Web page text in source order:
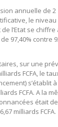
annuelle de 2
le
l’Etat se chiffre
97,40% contre
sur une
FCFA, le
s’établit
FCFA. A la
était de
milliards FCFA.